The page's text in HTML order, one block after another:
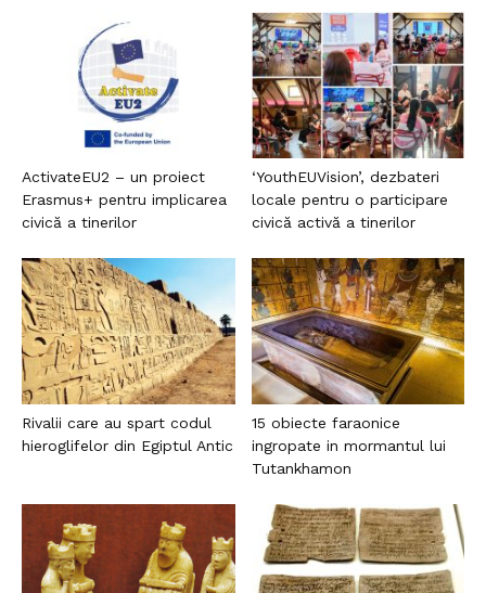
ActivateEU2 – un proiect
Erasmus+ pentru implicarea
civică a tinerilor
‘YouthEUVision’, dezbateri
locale pentru o participare
civică activă a tinerilor
Rivalii care au spart codul
hieroglifelor din Egiptul Antic
15 obiecte faraonice
ingropate in mormantul lui
Tutankhamon